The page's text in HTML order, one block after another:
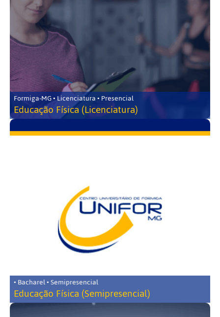
Formiga-MG • Licenciatura • Presencial
Educação Física (Licenciatura)
• Bacharel • Semipresencial
Educação Física (Semipresencial)